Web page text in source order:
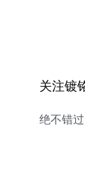
关注镀
绝不错